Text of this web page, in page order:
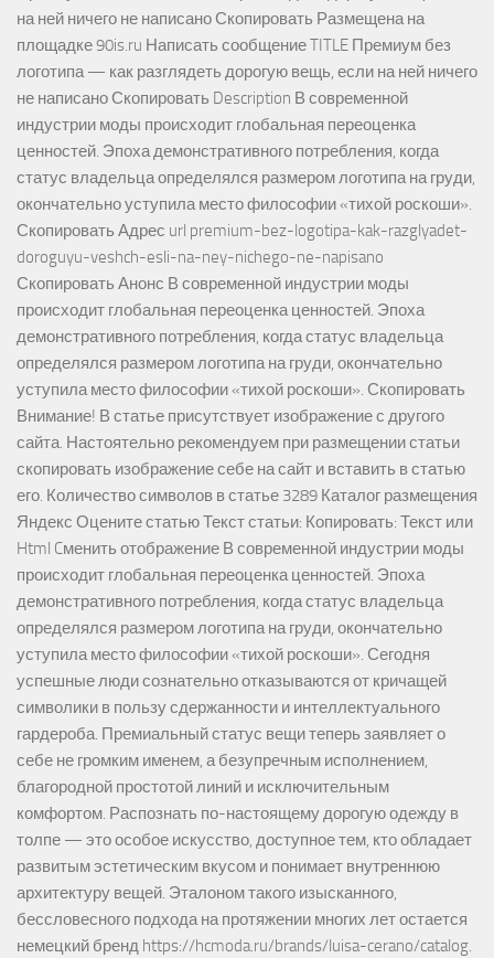
на ней ничего не написано Скопировать Размещена на
площадке 90is.ru Написать сообщение TITLE Премиум без
логотипа — как разглядеть дорогую вещь, если на ней ничего
не написано Скопировать Description В современной
индустрии моды происходит глобальная переоценка
ценностей. Эпоха демонстративного потребления, когда
статус владельца определялся размером логотипа на груди,
окончательно уступила место философии «тихой роскоши».
Скопировать Адрес url premium-bez-logotipa-kak-razglyadet-
doroguyu-veshch-esli-na-ney-nichego-ne-napisano
Скопировать Анонс В современной индустрии моды
происходит глобальная переоценка ценностей. Эпоха
демонстративного потребления, когда статус владельца
определялся размером логотипа на груди, окончательно
уступила место философии «тихой роскоши». Скопировать
Внимание! В статье присутствует изображение с другого
сайта. Настоятельно рекомендуем при размещении статьи
скопировать изображение себе на сайт и вставить в статью
его. Количество символов в статье 3289 Каталог размещения
Яндекс Оцените статью Текст статьи: Копировать: Текст или
Html Cменить отображение В современной индустрии моды
происходит глобальная переоценка ценностей. Эпоха
демонстративного потребления, когда статус владельца
определялся размером логотипа на груди, окончательно
уступила место философии «тихой роскоши». Сегодня
успешные люди сознательно отказываются от кричащей
символики в пользу сдержанности и интеллектуального
гардероба. Премиальный статус вещи теперь заявляет о
себе не громким именем, а безупречным исполнением,
благородной простотой линий и исключительным
комфортом. Распознать по-настоящему дорогую одежду в
толпе — это особое искусство, доступное тем, кто обладает
развитым эстетическим вкусом и понимает внутреннюю
архитектуру вещей. Эталоном такого изысканного,
бессловесного подхода на протяжении многих лет остается
немецкий бренд https://hcmoda.ru/brands/luisa-cerano/catalog.